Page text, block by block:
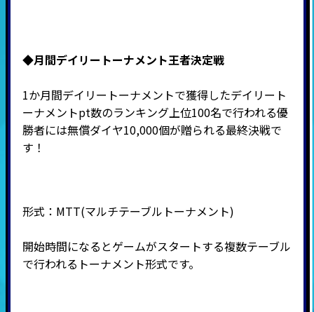
◆月間デイリートーナメント王者決定戦
1か月間デイリートーナメントで獲得したデイリート
ーナメントpt数のランキング上位100名で行われる優
勝者には無償ダイヤ10,000個が贈られる最終決戦で
す！
形式： MTT(マルチテーブルトーナメント)
開始時間になるとゲームがスタートする複数テーブル
で行われるトーナメント形式です。